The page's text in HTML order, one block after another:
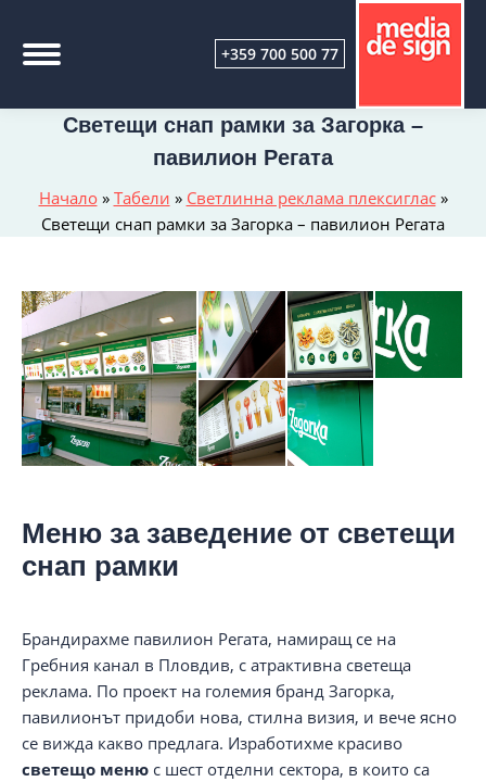
+359 700 500 77
Начало» Табели » Светлинна реклама плексиглас»
Светещи снап рамки за Загорка – павилион Регата
Светещи снап рамки за Загорка –
павилион Регата
Меню за заведение от светещи
снап рамки
Брандирахме павилион Регата, намиращ се на
Гребния канал в Пловдив, с атрактивна светеща
реклама. По проект на големия бранд Загорка,
павилионът придоби нова, стилна визия, и вече ясно
се вижда какво предлага. Изработихме красиво
светещо меню с шест отделни сектора, в които са